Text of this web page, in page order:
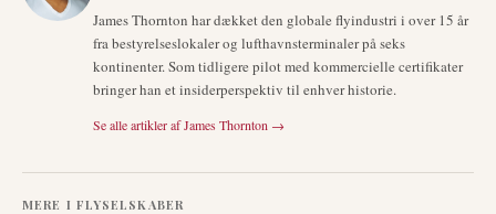
James Thornton har dækket den globale flyindustri i over 15 år
fra bestyrelseslokaler og lufthavnsterminaler på seks
kontinenter. Som tidligere pilot med kommercielle certifikater
bringer han et insiderperspektiv til enhver historie.
Se alle artikler afJames Thornton →
MERE I FLYSELSKABER